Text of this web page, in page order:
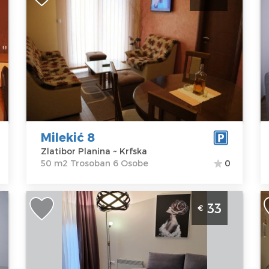
Zlatibor
Lokacija:
Zlatibor
Planina
Adresa:Krfska
45 €
Gosti:6
Kvadratura :50
m2
Struktura :
Trosoban
Milekić 8
Zlatibor Planina ~ Krfska
50 m2 Trosoban 6 Osobe
0
Dvosoban Apartman Darija 8 Zlatibor
Zlatibor
Lokacija:
Zlatibor
4
Kvadratura :35
€ 33